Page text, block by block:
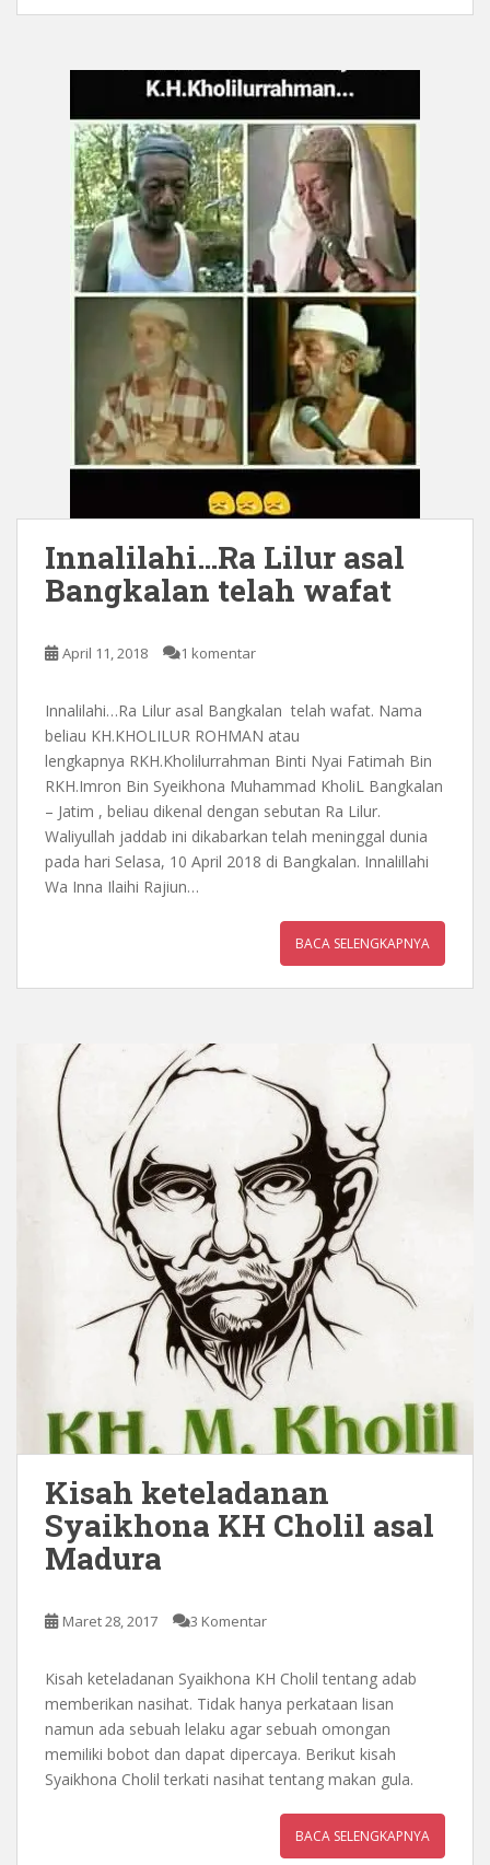
Innalilahi…Ra Lilur asal
Bangkalan telah wafat
April 11, 2018 1 komentar
Innalilahi…Ra Lilur asal Bangkalan telah wafat. Nama
beliau KH.KHOLILUR ROHMAN atau
lengkapnya RKH.Kholilurrahman Binti Nyai Fatimah Bin
RKH.Imron Bin Syeikhona Muhammad KholiL Bangkalan
– Jatim , beliau dikenal dengan sebutan Ra Lilur.
Waliyullah jaddab ini dikabarkan telah meninggal dunia
pada hari Selasa, 10 April 2018 di Bangkalan. Innalillahi
Wa Inna Ilaihi Rajiun…
BACA SELENGKAPNYA
Kisah keteladanan
Syaikhona KH Cholil asal
Madura
Maret 28, 2017 3 Komentar
Kisah keteladanan Syaikhona KH Cholil tentang adab
memberikan nasihat. Tidak hanya perkataan lisan
namun ada sebuah lelaku agar sebuah omongan
memiliki bobot dan dapat dipercaya. Berikut kisah
Syaikhona Cholil terkati nasihat tentang makan gula.
BACA SELENGKAPNYA